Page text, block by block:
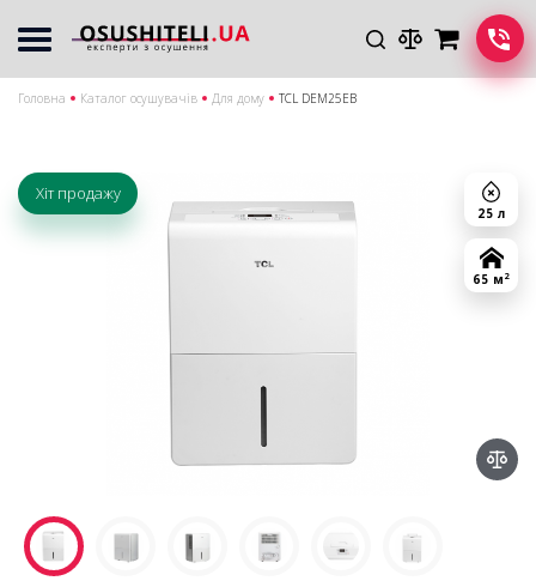
Головна Каталог осушувачів Для дому TCL DEM25EB
25 л
65 м 2
Хіт продажу